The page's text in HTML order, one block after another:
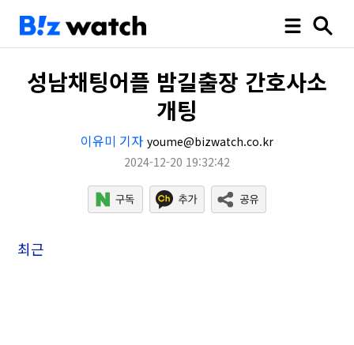
성남채팅어플 밤길출장 간호사소
개팅
이유미 기자 youme@bizwatch.co.kr
2024-12-20 19:32:42
최근